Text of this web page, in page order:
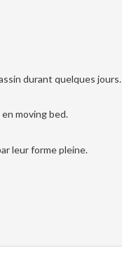
durant quelques jours.
moving bed.
leur forme pleine.